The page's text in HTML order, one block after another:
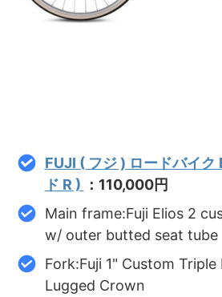
FUJI ( フジ ) ロードバイク
ド R )
：110,000円
Main frame:Fuji Elios 2
w/ outer butted seat tube
Fork:Fuji 1" Custom
Lugged Crown